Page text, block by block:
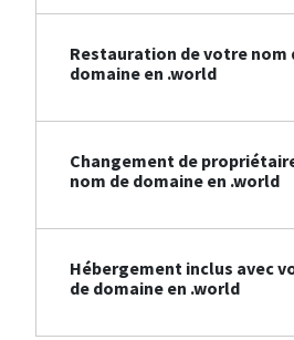
Restauration de votre nom
domaine en .world
Changement de
nom de domaine en .world
Hébergement inclus avec
de domaine en .world